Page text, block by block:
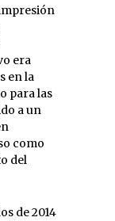
era
en la
para las
a un
como
del
de 2014